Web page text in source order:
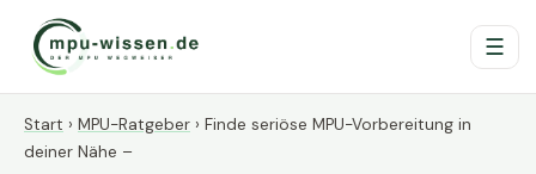
☰
Start › MPU-Ratgeber › Finde seriöse MPU-Vorbereitung in
deiner Nähe –